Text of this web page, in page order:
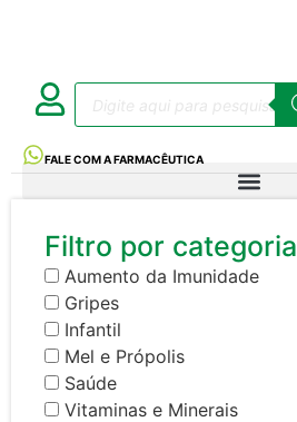
FALE COM A FARMACÊUTICA
Filtro por categoria
Aumento da Imunidade
Gripes
Infantil
Mel e Própolis
Saúde
Vitaminas e Minerais